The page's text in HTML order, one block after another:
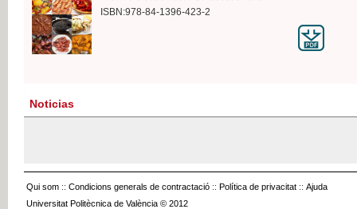
ISBN:978-84-1396-423-2
Noticias
Qui som :: Condicions generals de contractació :: Política de privacitat :: Ajuda
Universitat Politècnica de València © 2012